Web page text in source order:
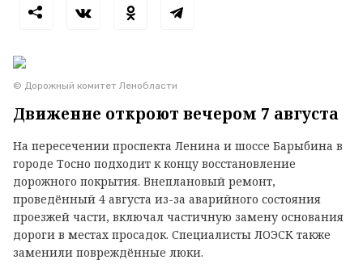
© Дорожный комитет Ленобласти
Движение откроют вечером 7 августа
На пересечении проспекта Ленина и шоссе Барыбина в
городе Тосно подходит к концу восстановление
дорожного покрытия. Внеплановый ремонт,
проведённый 4 августа из-за аварийного состояния
проезжей части, включал частичную замену основания
дороги в местах просадок. Специалисты ЛОЭСК также
заменили повреждённые люки.